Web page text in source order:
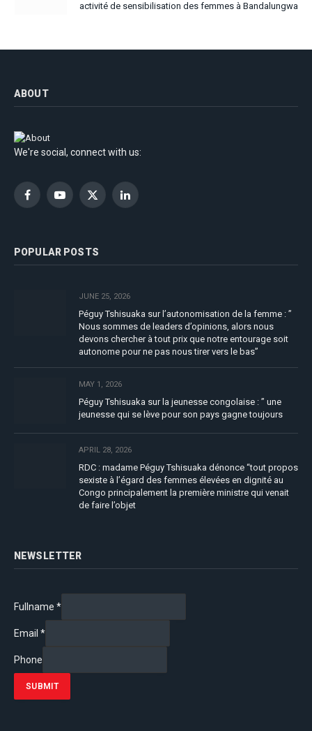
activité de sensibilisation des femmes à Bandalungwa
ABOUT
We're social, connect with us:
FacebookYouTubeX
LinkedIn
POPULAR POSTS
JUNE 25, 2026
Péguy Tshisuaka sur l’autonomisation de la femme : ”
Nous sommes de leaders d’opinions, alors nous
devons chercher à tout prix que notre entourage soit
autonome pour ne pas nous tirer vers le bas”
MAY 1, 2026
Péguy Tshisuaka sur la jeunesse congolaise : ” une
jeunesse qui se lève pour son pays gagne toujours
APRIL 28, 2026
RDC : madame Péguy Tshisuaka dénonce “tout propos
sexiste à l’égard des femmes élevées en dignité au
Congo principalement la première ministre qui venait
de faire l’objet
NEWSLETTER
Fullname *
Email *
Phone
SUBMIT